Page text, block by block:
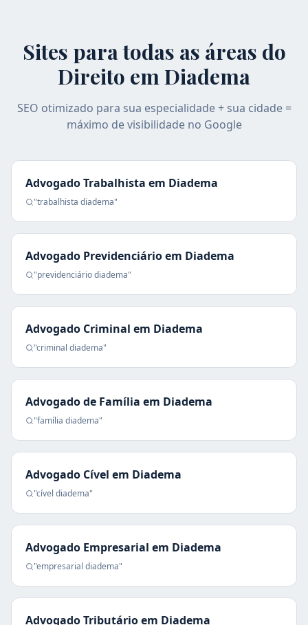
Sites para todas as áreas do
Direito emDiadema
SEO otimizado para sua especialidade + sua cidade =
máximo de visibilidade no Google
Advogado Trabalhista em Diadema
"trabalhista diadema"
Advogado Previdenciárioem Diadema
"previdenciáriodiadema"
Advogado Criminal em Diadema
"criminal diadema"
Advogado de Família em Diadema
"família diadema"
Advogado Cível em Diadema
"cível diadema"
Advogado Empresarial em Diadema
"empresarial diadema"
Advogado Tributárioem Diadema